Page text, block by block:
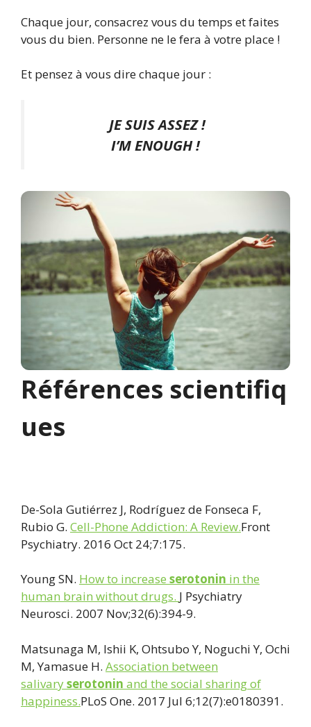
Chaque jour, consacrez vous du temps et faites
vous du bien. Personne ne le fera à votre place !
Et pensez à vous dire chaque jour :
JE SUIS ASSEZ !
I’M ENOUGH !
Références scientifiq
ues
De-Sola Gutiérrez J, Rodríguez de Fonseca F,
Rubio G. Cell-Phone Addiction: A Review.Front
Psychiatry. 2016 Oct 24;7:175.
Young SN. How to increase serotonin in the
human brain without drugs. J Psychiatry
Neurosci. 2007 Nov;32(6):394-9.
Matsunaga M, Ishii K, Ohtsubo Y, Noguchi Y, Ochi
M, Yamasue H. Association between
salivaryserotonin and the social sharing of
happiness.PLoS One. 2017 Jul 6;12(7):e0180391.